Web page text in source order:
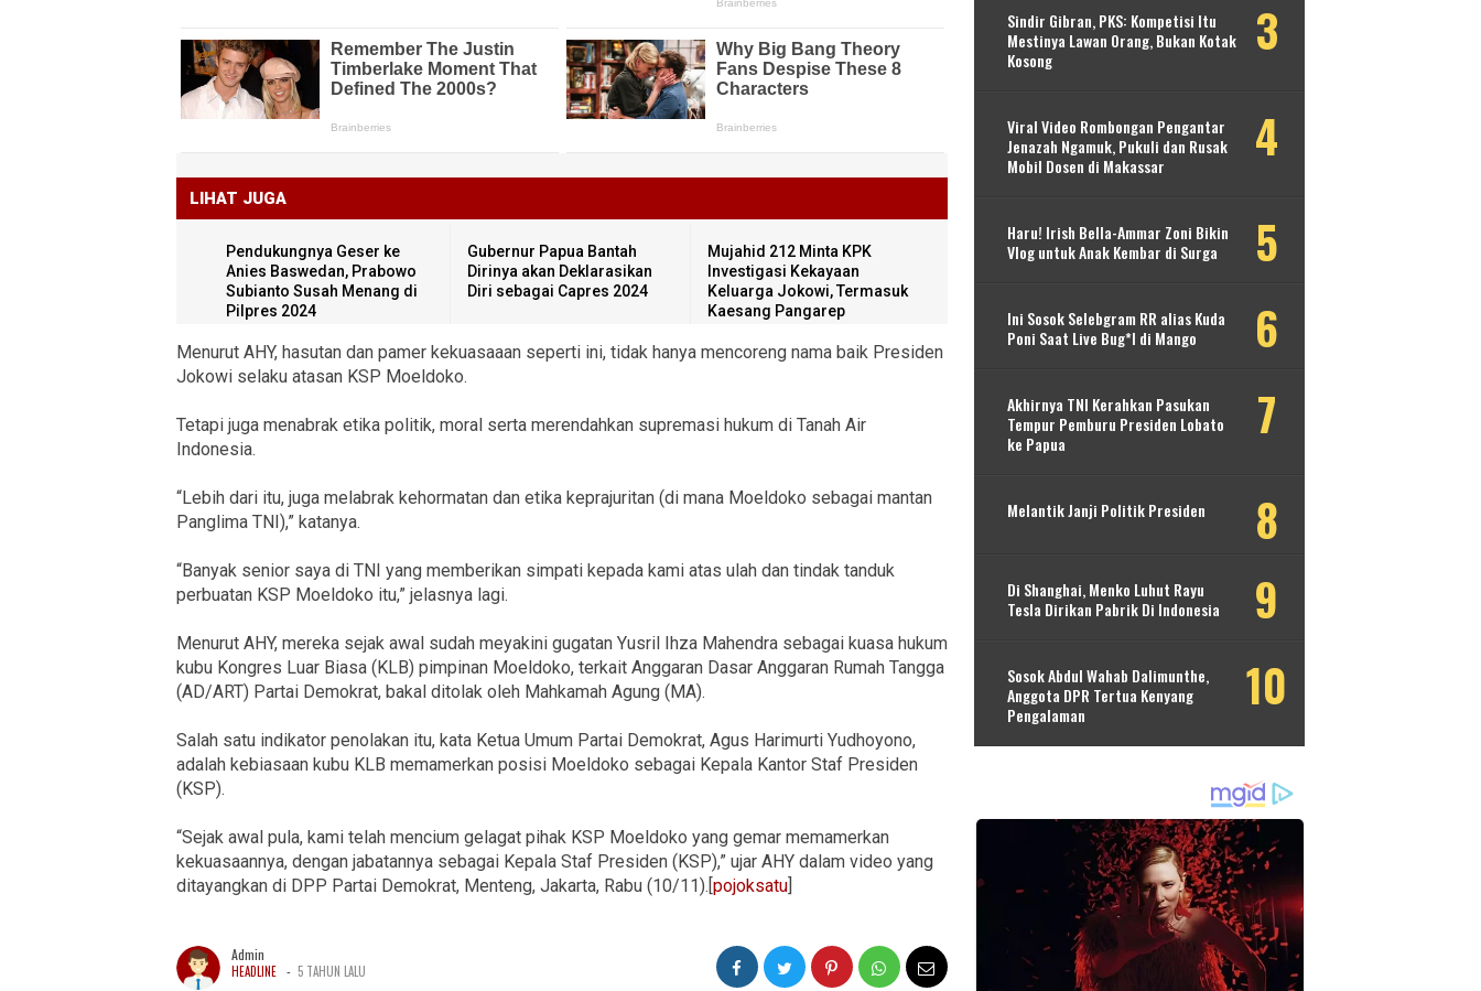
LIHAT JUGA
Pendukungnya Geser ke
Anies Baswedan, Prabowo
Subianto Susah Menang di
Pilpres 2024
Gubernur Papua Bantah
Dirinya akan Deklarasikan
Diri sebagai Capres 2024
Mujahid 212 Minta KPK
Investigasi Kekayaan
Keluarga Jokowi, Termasuk
Kaesang Pangarep
Menurut AHY, hasutan dan pamer kekuasaaan seperti ini, tidak hanya mencoreng nama baik Presiden
Jokowi selaku atasan KSP Moeldoko.
Tetapi juga menabrak etika politik, moral serta merendahkan supremasi hukum di Tanah Air
Indonesia.
“Lebih dari itu, juga melabrak kehormatan dan etika keprajuritan (di mana Moeldoko sebagai mantan
Panglima TNI),” katanya.
“Banyak senior saya di TNI yang memberikan simpati kepada kami atas ulah dan tindak tanduk
perbuatan KSP Moeldoko itu,” jelasnya lagi.
Menurut AHY, mereka sejak awal sudah meyakini gugatan Yusril Ihza Mahendra sebagai kuasa hukum
kubu Kongres Luar Biasa (KLB) pimpinan Moeldoko, terkait Anggaran Dasar Anggaran Rumah Tangga
(AD/ART) Partai Demokrat, bakal ditolak oleh Mahkamah Agung (MA).
Salah satu indikator penolakan itu, kata Ketua Umum Partai Demokrat, Agus Harimurti Yudhoyono,
adalah kebiasaan kubu KLB memamerkan posisi Moeldoko sebagai Kepala Kantor Staf Presiden
(KSP).
“Sejak awal pula, kami telah mencium gelagat pihak KSP Moeldoko yang gemar memamerkan
kekuasaannya, dengan jabatannya sebagai Kepala Staf Presiden (KSP),” ujar AHY dalam video yang
ditayangkan di DPP Partai Demokrat, Menteng, Jakarta, Rabu (10/11).[pojoksatu]
Admin
HEADLINE - 5 TAHUN LALU
Sindir Gibran, PKS: Kompetisi Itu
Mestinya Lawan Orang, Bukan Kotak
Kosong
Viral Video Rombongan Pengantar
Jenazah Ngamuk, Pukuli dan Rusak
Mobil Dosen di Makassar
Haru! Irish Bella-Ammar Zoni Bikin
Vlog untuk Anak Kembar di Surga
Ini Sosok Selebgram RR alias Kuda
Poni Saat Live Bug*l di Mango
Akhirnya TNI Kerahkan Pasukan
Tempur Pemburu Presiden Lobato
ke Papua
Melantik Janji Politik Presiden
Di Shanghai, Menko Luhut Rayu
Tesla Dirikan Pabrik Di Indonesia
Sosok Abdul Wahab Dalimunthe,
Anggota DPR Tertua Kenyang
Pengalaman